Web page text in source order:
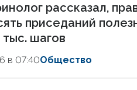
рассказал,
приседаний
шагов
в 07:40Общество